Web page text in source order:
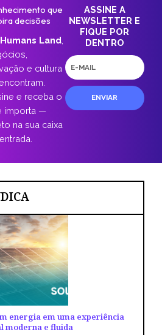
que
decisões
Humans Land
e cultura
e receba o
importa —
na sua caixa
ASSINE A
NEWSLETTER E
FIQUE POR
DENTRO
E-
mail
ENVIAR
energia em uma experiência
moderna e fluida